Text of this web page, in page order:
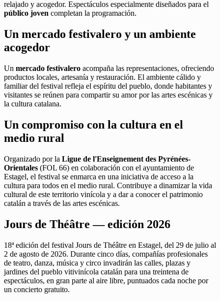
relajado y acogedor. Espectáculos especialmente diseñados para el
público joven completan la programación.
Un mercado festivalero y un ambiente
acogedor
Un mercado festivalero acompaña las representaciones, ofreciendo
productos locales, artesanía y restauración. El ambiente cálido y
familiar del festival refleja el espíritu del pueblo, donde habitantes y
visitantes se reúnen para compartir su amor por las artes escénicas y
la cultura catalana.
Un compromiso con la cultura en el
medio rural
Organizado por la Ligue de l'Enseignement des Pyrénées-
Orientales (FOL 66) en colaboración con el ayuntamiento de
Estagel, el festival se enmarca en una iniciativa de acceso a la
cultura para todos en el medio rural. Contribuye a dinamizar la vida
cultural de este territorio vinícola y a dar a conocer el patrimonio
catalán a través de las artes escénicas.
Jours de Théâtre — edición 2026
18ª edición del festival Jours de Théâtre en Estagel, del 29 de julio al
2 de agosto de 2026. Durante cinco días, compañías profesionales
de teatro, danza, música y circo invadirán las calles, plazas y
jardines del pueblo vitivinícola catalán para una treintena de
espectáculos, en gran parte al aire libre, puntuados cada noche por
un concierto gratuito.